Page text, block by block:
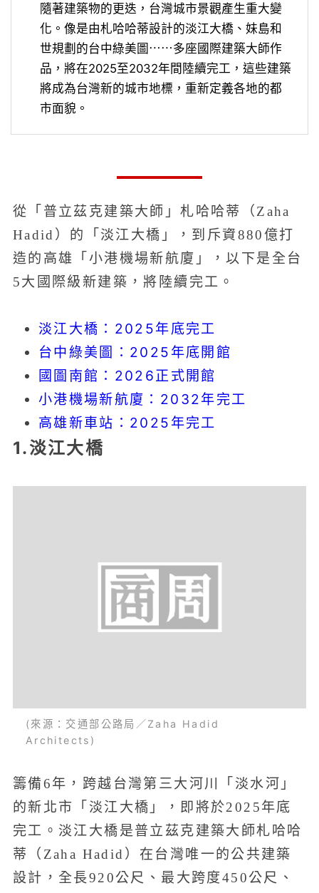
隨著建築物的更迭，台灣城市景觀產生重大變
化。像是由札哈哈蒂設計的淡江大橋、妹島和
世規劃的台中綠美圖⋯⋯多座國際建築大師作
品，將在2025至2032年間陸續完工，這些建築
將成為台灣新的城市地標，重新定義各地的都
市面貌。
從「普立茲克建築大師」札哈哈蒂（Zaha
Hadid）的「淡江大橋」，到斥資880億打
造的高雄「小港機場新航廈」，以下是全台
5大國際級新建築，將陸續完工。
淡江大橋：2025年底完工
台中綠美圖：2025年底開館
國圖南館：2026正式開館
小港機場新航廈：2032年完工
高雄新車站：2025年完工
1.淡江大橋
(來源：交通部公路局／Zaha Hadid
Architects)
籌備6年，跨越台灣第三大河川「淡水河」
的新北市「淡江大橋」，即將於2025年底
完工。淡江大橋是普立茲克建築大師札哈哈
蒂（Zaha Hadid）在台灣唯一的公共建築
設計，全長920公尺、最大跨度450公尺、